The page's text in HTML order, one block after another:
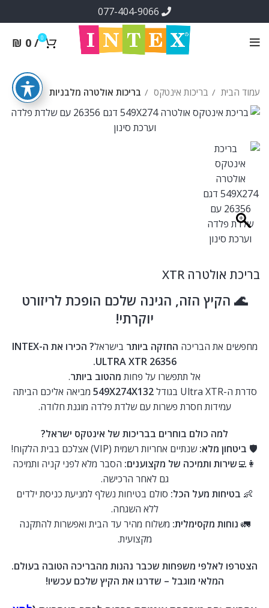
0
/
₪ 0
עמוד הבית בריכות אינטקס בריכות אולטרה מלבניות
בריכת אולטרה XTR
🌊 הקיץ הזה, הגינה שלכם הופכת לריזורט
יוקרתי!
מחפשים את הבריכה החזקה ביותר בישראל
? הכירו את ה-INTEX
ULTRA XTR 26356.
אל תתפשרו על פחות מהטוב ביותר.
סדרת ה-Ultra XTR בגודל
549X274X132 מביאה אליכם הביתה
עמידות חסרת פשרות עם שלדת פלדה מוגנת חלודה.
למה כולם בוחרים בבריכות של אינטקס ישראל?
🛡️ ביטחון מלא:שנתיים אחריות רשמית (VIP) אצלכם בבית הלקוח!
👩‍💻שירות ותמיכה של מקצוענים: הסבר מלא לפני קניה ותמיכה
גם לאחר הרכישה.
👶 בטיחות מעל הכל: סולם בטיחות נשלף למניעת כניסת ילדים
ללא השגחה.
🚛 נוחות מקסימלית: משלוח מהיר עד הבית ואפשרות להתקנה
מקצועית.
הצטרפו לאלפי משפחות שכבר נהנות מהבריכה הטובה בעולם.
המלאי מוגבל – שדרגו את הקיץ שלכם עכשיו!